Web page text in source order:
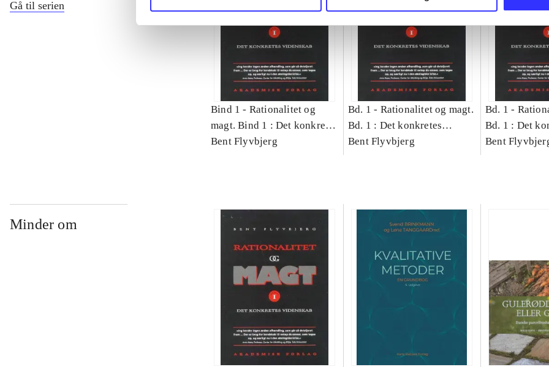
Gå til serien
Bind 1 - Rationalitet og
magt. Bind 1 : Det konkretes
videnskab
Bent Flyvbjerg
Bd. 1 - Rationalitet og magt.
Bd. 1 : Det konkretes
videnskab
Bent Flyvbjerg
Bd. 1 -
Bd. 1 : Det
videnskab
Bent
Minder om